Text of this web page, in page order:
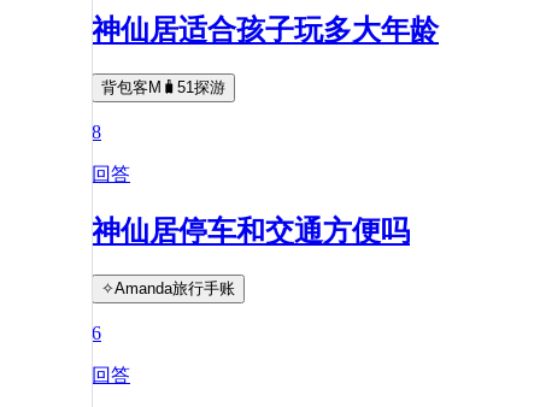
神仙居适合孩子玩多大年龄
背包客M🧳51探游
8
回答
神仙居停车和交通方便吗
✧Amanda旅行手账
6
回答